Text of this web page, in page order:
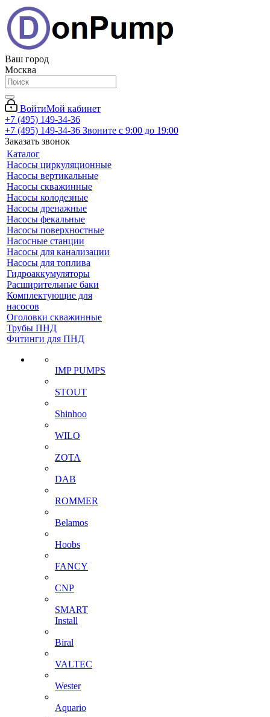
Ваш город
Москва
ВойтиМой кабинет
+7 (495) 149-34-36
+7 (495) 149-34-36 Звоните с 9:00 до 19:00
Заказать звонок
Каталог
Насосы циркуляционные
Насосы вертикальные
Насосы скважинные
Насосы колодезные
Насосы дренажные
Насосы фекальные
Насосы поверхностные
Насосные станции
Насосы для канализации
Насосы для топлива
Гидроаккумуляторы
Расширительные баки
Комплектующие для
насосов
Оголовки скважинные
Трубы ПНД
Фитинги для ПНД
IMP PUMPS
STOUT
Shinhoo
WILO
ZOTA
DAB
ROMMER
Belamos
Hoobs
FANCY
CNP
SMART
Install
Biral
VALTEC
Wester
Aquario